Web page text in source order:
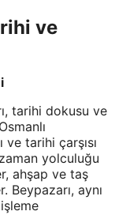
ve
tarihi dokusu ve
tarihi çarşısı
yolculuğu
ahşap ve taş
aynı